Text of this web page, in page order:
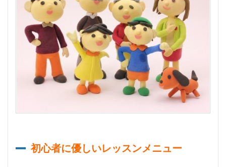
初心者に優しいレッスンメニュー